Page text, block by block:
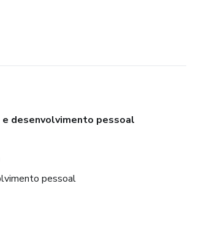
e desenvolvimento pessoal
pessoal